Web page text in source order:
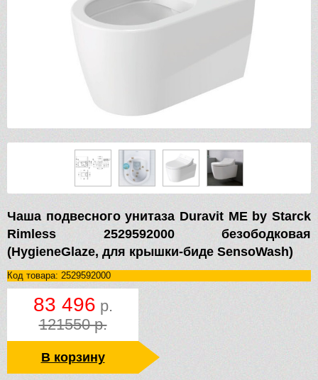
Чаша подвесного унитаза Duravit ME by Starck
Rimless 2529592000 безободковая
(HygieneGlaze, для крышки-биде SensoWash)
Код товара: 2529592000
83 496 р.
121550 р.
В корзину